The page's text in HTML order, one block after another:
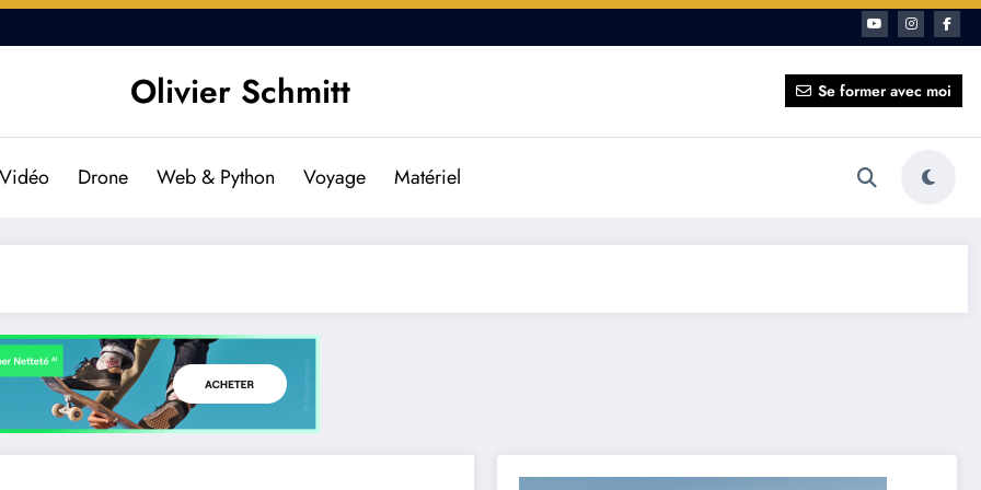
Olivier Schmitt Se former avec moi
Vidéo Drone Web & Python Voyage Matériel